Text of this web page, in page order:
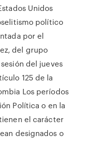
Unidos
político
por el
del grupo
del jueves
125 de la
Los períodos
Política o en la
el carácter
designados o